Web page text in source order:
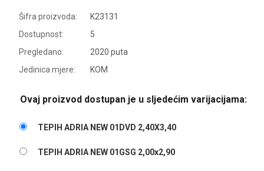
Šifra proizvoda:
K23131
Dostupnost:
5
Pregledano:
2020 puta
Jedinica mjere:
KOM
Ovaj proizvod dostupan je u sljedećim varijacijama:
TEPIH ADRIA NEW 01DVD 2,40X3,40
TEPIH ADRIA NEW 01GSG 2,00x2,90